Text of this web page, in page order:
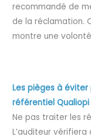
recommandé de
de la réclamation.
montre une
Les pièges à éviter
référentiel Qualiopi
Ne pas traiter les
L’auditeur